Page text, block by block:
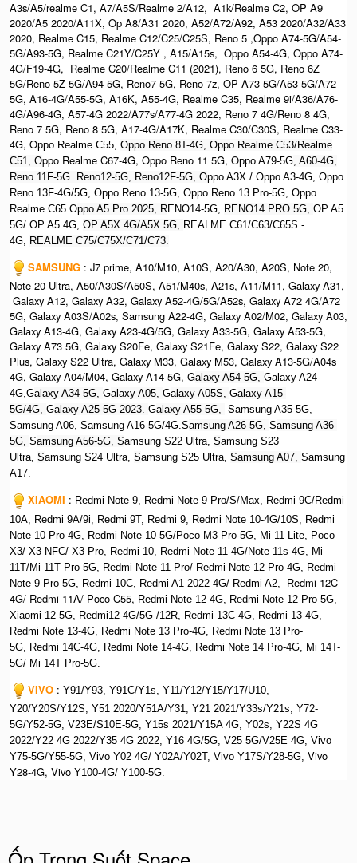
A3s/A5/realme C1, A7/A5S/Realme 2/A12, A1k/Realme C2, OP A9
2020/A5 2020/A11X, Op A8/A31 2020, A52/A72/A92, A53 2020/A32/A33
2020, Realme C15, Realme C12/C25/C25S, Reno 5 ,Oppo A74-5G/A54-
5G/A93-5G, Realme C21Y/C25Y , A15/A15s, Oppo A54-4G, Oppo A74-
4G/F19-4G, Realme C20/Realme C11 (2021), Reno 6 5G, Reno 6Z
5G/Reno 5Z-5G/A94-5G, Reno7-5G, Reno 7z, OP A73-5G/A53-5G/A72-
5G, A16-4G/A55-5G, A16K, A55-4G, Realme C35, Realme 9i/A36/A76-
4G/A96-4G, A57-4G 2022/A77s/A77-4G 2022, Reno 7 4G/Reno 8 4G,
Reno 7 5G, Reno 8 5G, A17-4G/A17K, Realme C30/C30S, Realme C33-
4G, Oppo Realme C55, Oppo Reno 8T-4G, Oppo Realme C53/Realme
C51, Oppo Realme C67-4G, Oppo Reno 11 5G, Oppo A79-5G, A60-4G,
Reno 11F-5G. Reno12-5G, Reno12F-5G, Oppo A3X / Oppo A3-4G, Oppo
Reno 13F-4G/5G, Oppo Reno 13-5G, Oppo Reno 13 Pro-5G, Oppo
Realme C65.Oppo A5 Pro 2025, RENO14-5G, RENO14 PRO 5G, OP A5
5G/ OP A5 4G, OP A5X 4G/A5X 5G, REALME C61/C63/C65S -
4G, REALME C75/C75X/C71/C73.
SAMSUNG : J7 prime, A10/M10, A10S, A20/A30, A20S, Note 20,
Note 20 Ultra, A50/A30S/A50S, A51/M40s, A21s, A11/M11, Galaxy A31,
Galaxy A12, Galaxy A32, Galaxy A52-4G/5G/A52s, Galaxy A72 4G/A72
5G, Galaxy A03S/A02s, Samsung A22-4G, Galaxy A02/M02, Galaxy A03,
Galaxy A13-4G, Galaxy A23-4G/5G, Galaxy A33-5G, Galaxy A53-5G,
Galaxy A73 5G, Galaxy S20Fe, Galaxy S21Fe, Galaxy S22, Galaxy S22
Plus, Galaxy S22 Ultra, Galaxy M33, Galaxy M53, Galaxy A13-5G/A04s
4G, Galaxy A04/M04, Galaxy A14-5G, Galaxy A54 5G, Galaxy A24-
4G,Galaxy A34 5G, Galaxy A05, Galaxy A05S, Galaxy A15-
5G/4G, Galaxy A25-5G 2023. Galaxy A55-5G, Samsung A35-5G,
Samsung A06, Samsung A16-5G/4G.Samsung A26-5G, Samsung A36-
5G, Samsung A56-5G, Samsung S22 Ultra, Samsung S23
Ultra, Samsung S24 Ultra, Samsung S25 Ultra, Samsung A07, Samsung
A17.
XIAOMI : Redmi Note 9, Redmi Note 9 Pro/S/Max, Redmi 9C/Redmi
10A, Redmi 9A/9i, Redmi 9T, Redmi 9, Redmi Note 10-4G/10S, Redmi
Note 10 Pro 4G, Redmi Note 10-5G/Poco M3 Pro-5G, Mi 11 Lite, Poco
X3/ X3 NFC/ X3 Pro, Redmi 10, Redmi Note 11-4G/Note 11s-4G, Mi
11T/Mi 11T Pro-5G, Redmi Note 11 Pro/ Redmi Note 12 Pro 4G, Redmi
Note 9 Pro 5G, Redmi 10C, Redmi A1 2022 4G/ Redmi A2, Redmi 12C
4G/ Redmi 11A/ Poco C55, Redmi Note 12 4G, Redmi Note 12 Pro 5G,
Xiaomi 12 5G, Redmi12-4G/5G /12R, Redmi 13C-4G, Redmi 13-4G,
Redmi Note 13-4G, Redmi Note 13 Pro-4G, Redmi Note 13 Pro-
5G, Redmi 14C-4G, Redmi Note 14-4G, Redmi Note 14 Pro-4G, Mi 14T-
5G/ Mi 14T Pro-5G.
VIVO : Y91/Y93, Y91C/Y1s, Y11/Y12/Y15/Y17/U10,
Y20/Y20S/Y12S, Y51 2020/Y51A/Y31, Y21 2021/Y33s/Y21s, Y72-
5G/Y52-5G, V23E/S10E-5G, Y15s 2021/Y15A 4G, Y02s, Y22S 4G
2022/Y22 4G 2022/Y35 4G 2022, Y16 4G/5G, V25 5G/V25E 4G, Vivo
Y75-5G/Y55-5G, Vivo Y02 4G/ Y02A/Y02T, Vivo Y17S/Y28-5G, Vivo
Y28-4G, Vivo Y100-4G/ Y100-5G.